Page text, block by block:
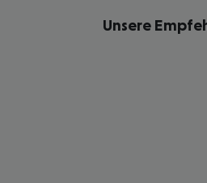
Unsere